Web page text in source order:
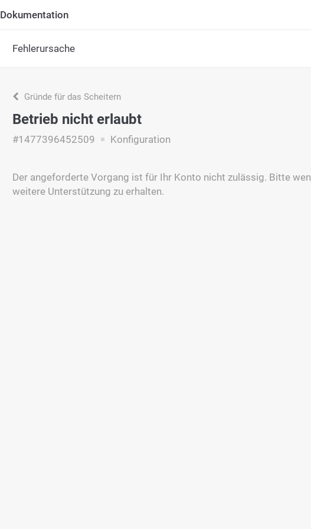
Dokumentation
Fehlerursache
Gründe für das Scheitern
Betrieb nicht erlaubt
#1477396452509 Konfiguration
Der angeforderte Vorgang ist für Ihr Konto nicht zulässig. Bitte
weitere Unterstützung zu erhalten.